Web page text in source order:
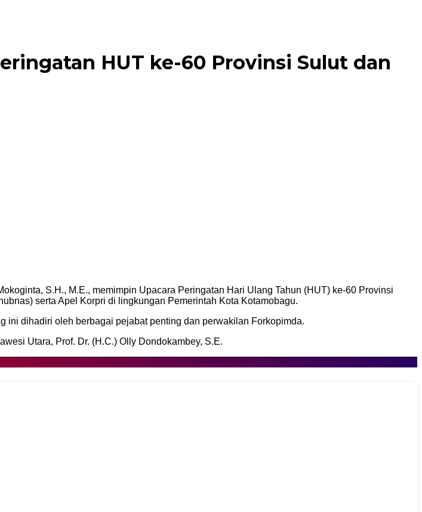
HUT ke-60 Provinsi Sulut dan
S.H., M.E., memimpin Upacara Peringatan Hari Ulang Tahun (HUT) ke-60 Provinsi
serta Apel Korpri di lingkungan Pemerintah Kota Kotamobagu.
ini dihadiri oleh berbagai pejabat penting dan perwakilan Forkopimda.
Utara, Prof. Dr. (H.C.) Olly Dondokambey, S.E.